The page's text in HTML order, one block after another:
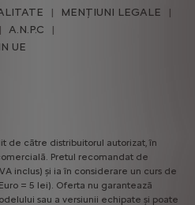
MENȚIUNI LEGALE
A.N.P.C
UE
de către distribuitorul autorizat, în
Pretul recomandat de
inclus) și ia în considerare un curs de
= 5 lei). Oferta nu garantează
sau a versiunii echipate și poate